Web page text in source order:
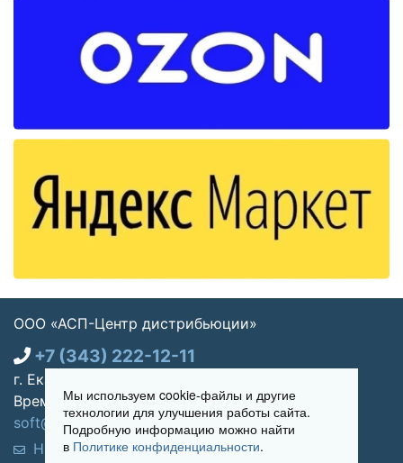
ООО «АСП-Центр дистрибьюции»
+7 (343) 222-12-11
г. Екатеринбург, ул. Щорса 7, офис 270
Время работы: Пн-пт 09:00 - 18:00
soft@asp-partners.ru
Написать нам
Обратный звонок
Мы используем cookie-файлы и другие
технологии для улучшения работы сайта.
Подробную информацию можно найти
в Политике конфиденциальности.